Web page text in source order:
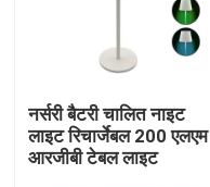
हमारे बारे में
नर्सरी बैटरी चालित नाइट
लाइट रिचार्जेबल 200 एलएम
आरजीबी टेबल लाइट